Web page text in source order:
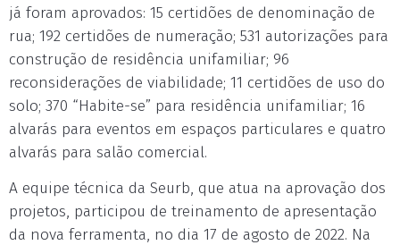
já foram aprovados: 15 certidões de denominação de
rua; 192 certidões de numeração; 531 autorizações para
construção de residência unifamiliar; 96
reconsiderações de viabilidade; 11 certidões de uso do
solo; 370 “Habite-se” para residência unifamiliar; 16
alvarás para eventos em espaços particulares e quatro
alvarás para salão comercial.
A equipe técnica da Seurb, que atua na aprovação dos
projetos, participou de treinamento de apresentação
da nova ferramenta, no dia 17 de agosto de 2022. Na